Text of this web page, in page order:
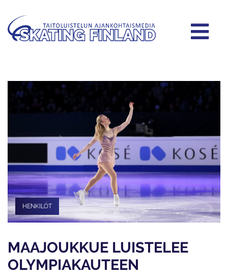
HENKILÖT
MAAJOUKKUE LUISTELEE
OLYMPIAKAUTEEN